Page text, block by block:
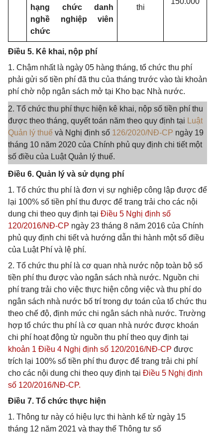
hạng chức danh
nghề nghiệp viên
chức
thi
Điều 5. Kê khai, nộp phí
1. Chậm nhất là ngày 05 hàng tháng, tổ chức thu phí
phải gửi số tiền phí đã thu của tháng trước vào tài khoản
phí chờ nộp ngân sách mở tại Kho bạc Nhà nước.
2. Tổ chức thu phí thực hiện kê khai, nộp số tiền phí thu
được theo tháng, quyết toán năm theo quy định tại Luật
Quản lý thuế và Nghị định số 126/2020/NĐ-CP ngày 19
tháng 10 năm 2020 của Chính phủ quy định chi tiết một
số điều của Luật Quản lý thuế.
Điều 6. Quản lý và sử dụng phí
1. Tổ chức thu phí là đơn vị sự nghiệp công lập được để
lại 100% số tiền phí thu được để trang trải cho các nội
dung chi theo quy định tại Điều 5 Nghị định số
120/2016/NĐ-CP ngày 23 tháng 8 năm 2016 của Chính
phủ quy định chi tiết và hướng dẫn thi hành một số điều
của Luật Phí và lệ phí.
2. Tổ chức thu phí là cơ quan nhà nước nộp toàn bộ số
tiền phí thu được vào ngân sách nhà nước. Nguồn chi
phí trang trải cho việc thực hiện công việc và thu phí do
ngân sách nhà nước bố trí trong dự toán của tổ chức thu
theo chế độ, định mức chi ngân sách nhà nước. Trường
hợp tổ chức thu phí là cơ quan nhà nước được khoán
chi phí hoạt động từ nguồn thu phí theo quy định tại
khoản 1 Điều 4 Nghị định số 120/2016/NĐ-CP được
trích lại 100% số tiền phí thu được để trang trải chi phí
cho các nội dung chi theo quy định tại Điều 5 Nghị định
số 120/2016/NĐ-CP.
Điều 7. Tổ chức thực hiện
1. Thông tư này có hiệu lực thi hành kể từ ngày 15
tháng 12 năm 2021 và thay thế Thông tư số